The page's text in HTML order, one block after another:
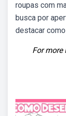
roupas com
busca por
destacar
For more